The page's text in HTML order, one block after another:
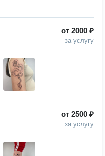
от 2000 ₽
за услугу
от 2500 ₽
за услугу